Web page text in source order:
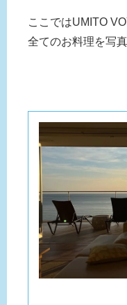
ここではUMITO
全てのお料理を写